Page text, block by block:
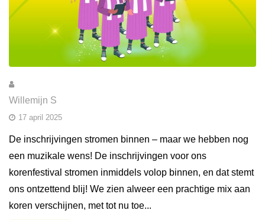
Willemijn S
17 april 2025
De inschrijvingen stromen binnen – maar we hebben nog
een muzikale wens! De inschrijvingen voor ons
korenfestival stromen inmiddels volop binnen, en dat stemt
ons ontzettend blij! We zien alweer een prachtige mix aan
koren verschijnen, met tot nu toe...